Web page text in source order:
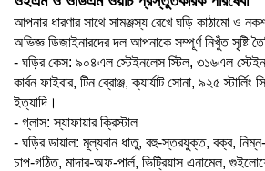
আপনার ধারণার সাথে সামঞ্জস্য রেখে ঘড়ি কাঠামো ও
অভিজ্ঞ ডিজাইনারদের দল আপনাকে সম্পূর্ণ নিখুঁত সৃষ্টি
- ঘড়ির কেস: ৯০৪এল স্টেইনলেস স্টিল, ৩১৬এল
কার্বন ফাইবার, টিন ব্রোঞ্জ, ক্যার্যাট সোনা, ৯২৫ স্টার্লিং
ইত্যাদি।
- গ্লাস: স্যাফায়ার ক্রিস্টাল
- ঘড়ির ডায়াল: মূল্যবান ধাতু, বহু-স্তরযুক্ত, বক্র,
চাপ-গঠিত, মাদার-অফ-পার্ল, ভিট্রিয়াস এনামেল,